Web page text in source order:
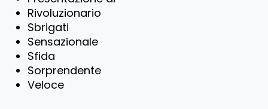
Rivoluzionario
Sbrigati
Sensazionale
Sfida
Sorprendente
Veloce